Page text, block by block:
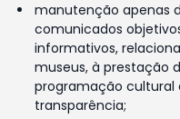
manutenção apenas
comunicados
informativos,
museus, à prestação
programação cultural
transparência;